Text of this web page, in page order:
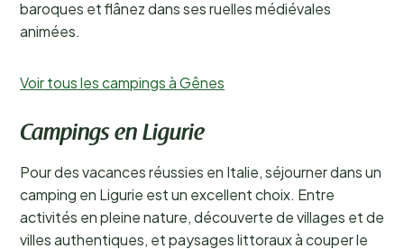
baroques et flânez dans ses ruelles médiévales
animées.
Voir tous les campings à Gênes
Campings en Ligurie
Pour des vacances réussies en Italie, séjourner dans un
camping en Ligurie est un excellent choix. Entre
activités en pleine nature, découverte de villages et de
villes authentiques, et paysages littoraux à couper le